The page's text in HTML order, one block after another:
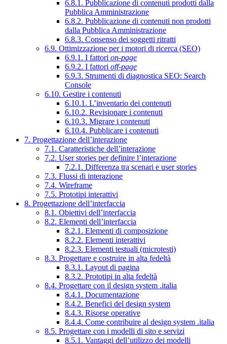
6.8.1. Pubblicazione di contenuti prodotti dalla
Pubblica Amministrazione
6.8.2. Pubblicazione di contenuti non prodotti
dalla Pubblica Amministrazione
6.8.3. Consenso dei soggetti ritratti
6.9. Ottimizzazione per i motori di ricerca (SEO)
6.9.1. I fattori on-page
6.9.2. I fattori off-page
6.9.3. Strumenti di diagnostica SEO: Search
Console
6.10. Gestire i contenuti
6.10.1. L’inventario dei contenuti
6.10.2. Revisionare i contenuti
6.10.3. Migrare i contenuti
6.10.4. Pubblicare i contenuti
7. Progettazione dell’interazione
7.1. Caratteristiche dell’interazione
7.2. User stories per definire l’interazione
7.2.1. Differenza tra scenari e user stories
7.3. Flussi di interazione
7.4. Wireframe
7.5. Prototipi interattivi
8. Progettazione dell’interfaccia
8.1. Obiettivi dell’interfaccia
8.2. Elementi dell’interfaccia
8.2.1. Elementi di composizione
8.2.2. Elementi interattivi
8.2.3. Elementi testuali (microtesti)
8.3. Progettare e costruire in alta fedeltà
8.3.1. Layout di pagina
8.3.2. Prototipi in alta fedeltà
8.4. Progettare con il design system .italia
8.4.1. Documentazione
8.4.2. Benefici del design system
8.4.3. Risorse operative
8.4.4. Come contribuire al design system .italia
8.5. Progettare con i modelli di sito e servizi
8.5.1. Vantaggi dell’utilizzo dei modelli